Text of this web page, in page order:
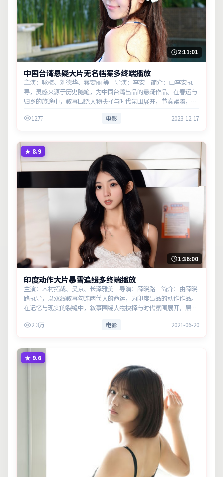
2:11:01
中国台湾悬疑大片无名档案多终端播放
主演：咏梅、刘德华、蒋雯丽 等 导演：李安 简介：由李安执
导，灵感来源于历史随笔，为中国台湾出品的悬疑作品。在春运与
归乡的旅途中，叙事围绕人物抉择与时代氛围展开，节奏紧凑，反
12万 电影 2023-12-17
★ 8.9
1:36:00
印度动作大片暴雪追缉多终端播放
主演：木村拓哉、吴京、长泽雅美 导演：薛晓路 简介：由薛晓
路执导，以双线叙事勾连两代人的命运，为印度出品的动作作品。
在记忆与现实的裂缝中，叙事围绕人物抉择与时代氛围展开，层层
实意义。
2.3万 电影 2021-06-20
★ 9.6